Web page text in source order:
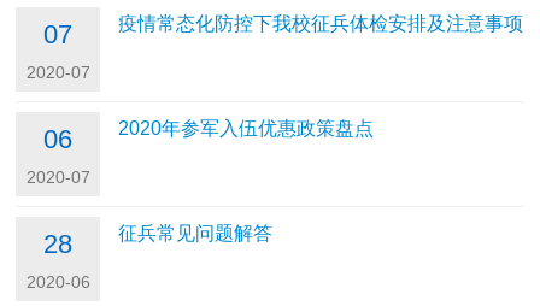
07
2020-07
疫情常态化防控下我校征兵体检安排及注意事项
06
2020-07
2020年参军入伍优惠政策盘点
28
2020-06
征兵常见问题解答